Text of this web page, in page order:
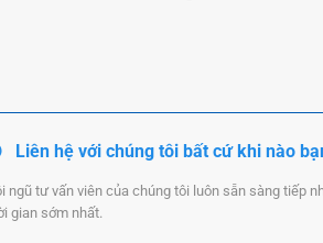
Liên hệ với chúng tôi bất cứ khi nào
ngũ tư vấn viên của chúng tôi luôn sẵn sàng tiếp
gian sớm nhất.